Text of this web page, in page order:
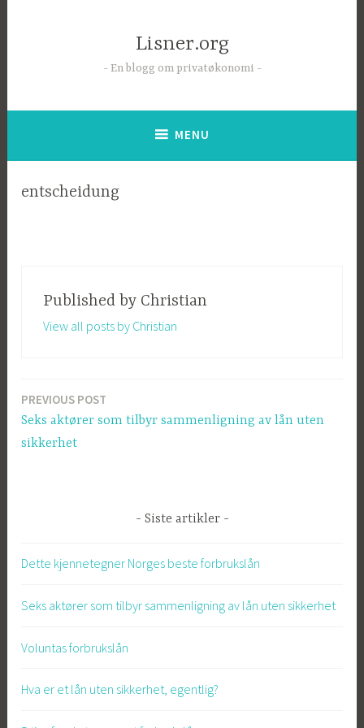
Lisner.org
En blogg om privatøkonomi
MENU
entscheidung
Published by Christian
View all posts by Christian
Post
navigation
PREVIOUS POST
Seks aktører som tilbyr sammenligning av lån uten
sikkerhet
Siste artikler
Dette kjennetegner Norges beste forbrukslån
Seks aktører som tilbyr sammenligning av lån uten sikkerhet
Voluntas forbrukslån
Hva er et lån uten sikkerhet, egentlig?